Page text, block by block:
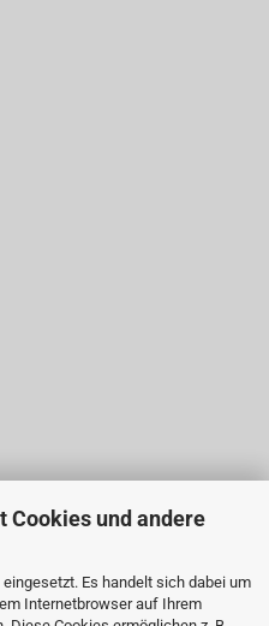
Cookies und andere
Es handelt sich dabei um
Internetbrowser auf Ihrem